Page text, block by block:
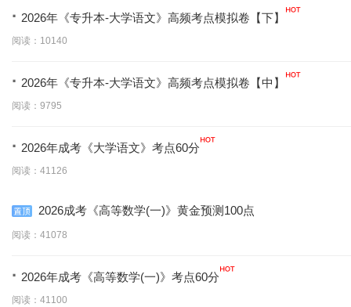
· 2026年《专升本-大学语文》高频考点模拟卷【下】
阅读：10140
· 2026年《专升本-大学语文》高频考点模拟卷【中】
阅读：9795
· 2026年成考《大学语文》考点60分
阅读：41126
2026成考《高等数学(一)》黄金预测100点
阅读：41078
· 2026年成考《高等数学(一)》考点60分
阅读：41100